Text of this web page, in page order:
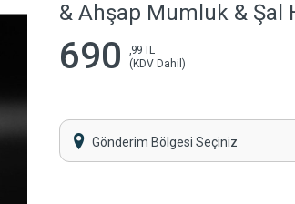
& Ahşap Mumluk & Şal
690
,99 TL
(KDV Dahil)
Gönderim Bölgesi Seçiniz